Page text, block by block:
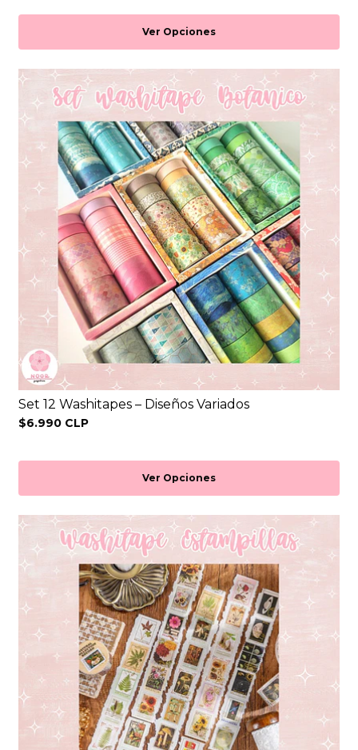
Ver Opciones
Set 12 Washitapes – Diseños Variados
$6.990 CLP
Ver Opciones